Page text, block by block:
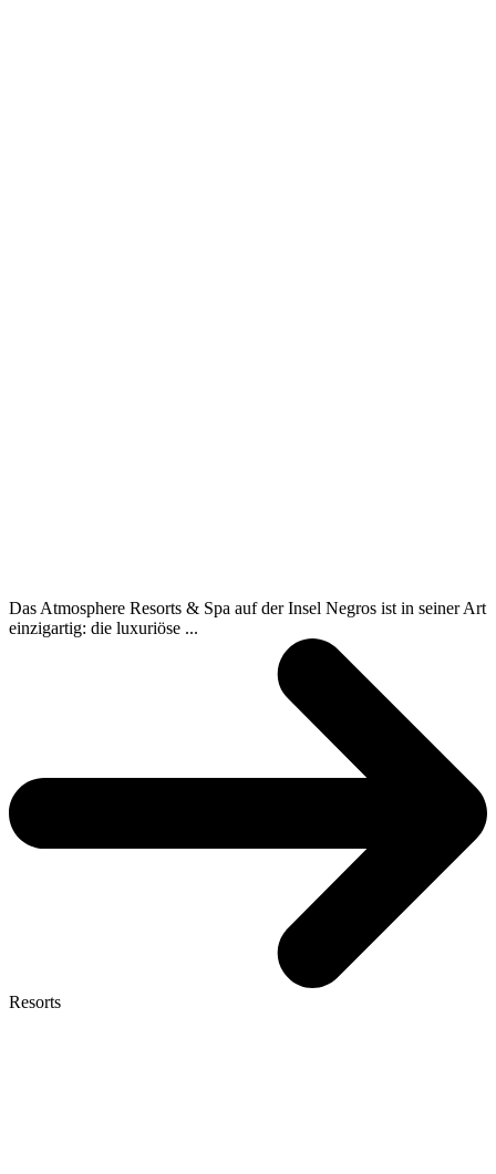
Das Atmosphere Resorts & Spa auf der Insel Negros ist in seiner Art
einzigartig: die luxuriöse ...
Resorts